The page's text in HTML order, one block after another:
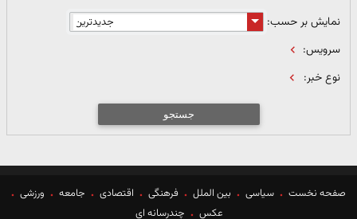
نمایش بر حسب:
سرویس:
نوع خبر:
جستجو
صفحه نخست سیاسی بین الملل فرهنگی اقتصادی جامعه
ورزشی
عکس
چندرسانه ای